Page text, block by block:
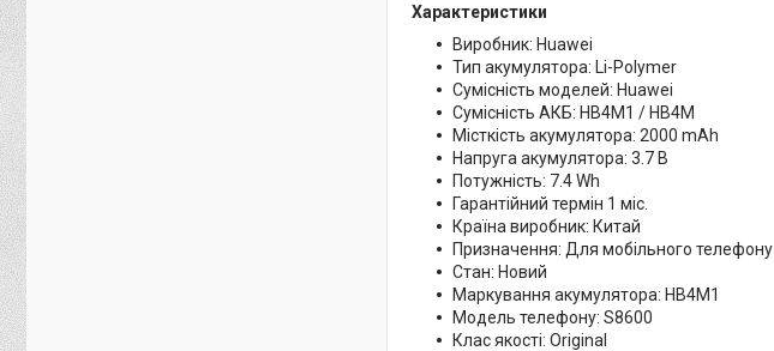
Характеристики
Виробник: Huawei
Тип акумулятора: Li-Polymer
Сумісність моделей: Huawei
Сумісність АКБ: HB4M1 / HB4M
Місткість акумулятора: 2000 mAh
Напруга акумулятора: 3.7 В
Потужність: 7.4 Wh
Гарантійний термін 1 міс.
Країна виробник: Китай
Призначення: Для мобільного телефону
Стан: Новий
Маркування акумулятора: HB4M1
Модель телефону: S8600
Клас якості: Original